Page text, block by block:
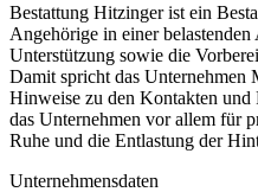
Bestattung Hitzinger ist ein
Angehörige in einer
Unterstützung sowie die
Damit spricht das Unternehmen
Hinweise zu den Kontakten
das Unternehmen vor allem für
Ruhe und die Entlastung der
Unternehmensdaten